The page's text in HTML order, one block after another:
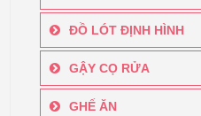
ĐỒ LÓT ĐỊNH HÌNH
GẬY CỌ RỬA
GHẾ ĂN